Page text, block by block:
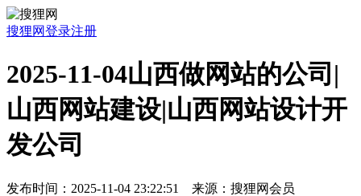
搜狸网登录注册
2025-11-04山西做网站的公司|
山西网站建设|山西网站设计开
发公司
发布时间：2025-11-04 23:22:51 来源：搜狸网会员